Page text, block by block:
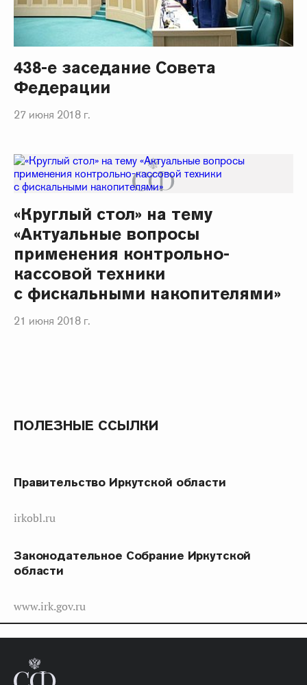
438-е заседание Совета
Федерации
27 июня 2018 г.
«Круглый стол» на тему
«Актуальные вопросы
применения контрольно-
кассовой техники
с фискальными накопителями»
21 июня 2018 г.
ПОЛЕЗНЫЕ ССЫЛКИ
Правительство Иркутской области
irkobl.ru
Законодательное Собрание Иркутской
области
www.irk.gov.ru